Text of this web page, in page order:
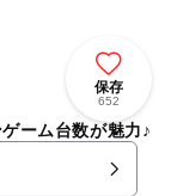
保存
652
ーム台数が魅力♪